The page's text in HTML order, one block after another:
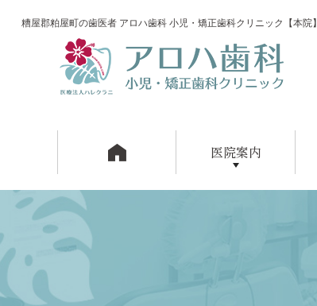
糟屋郡粕屋町の歯医者 アロハ歯科 小児・矯正歯科クリニック【本院】
医院案内
アロハ歯科の特徴
院内紹介
設備紹介